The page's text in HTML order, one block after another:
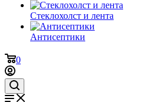
Стеклохолст и лента
Антисептики
0